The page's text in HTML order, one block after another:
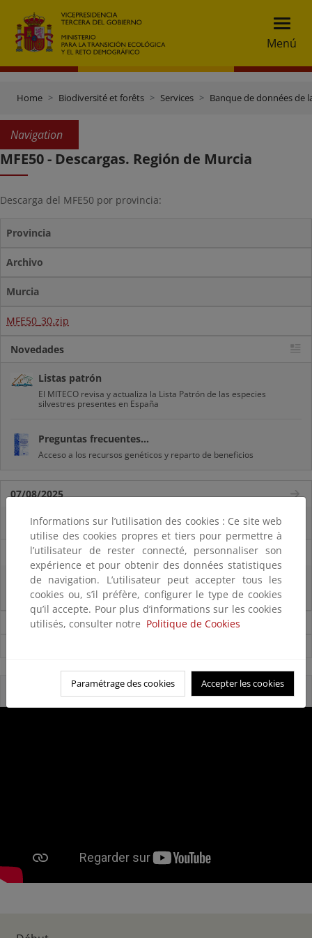
Menú
Home Biodiversité et forêts Services Banque de données de
Navigation
MFE50 - Descargas. Región de Murcia
Descarga del MFE50 por provincia:
Provincia
Archivo
Murcia
MFE50_30.zip
Novedades
Listas patrón
El MITECO revisa y actualiza la Lista Patrón de las especies
silvestres presentes en España
Preguntas frecuentes...
Acceso a los recursos genéticos y reparto de beneficios
07/08/2025
El censo de aves del Parque Nacional de las Tablas bate récords históricos
27/06/2025
La reunión ministerial de OSPAR refuerza la acción conjunta para proteger
el Atlántico Nordeste
Noticias sobre Biodiversidad
Video presentación IEPNB
Informations sur l’utilisation des cookies : Ce site web
utilise des cookies propres et tiers pour permettre à
l’utilisateur de rester connecté, personnaliser son
expérience et pour obtenir des données statistiques
de navigation. L’utilisateur peut accepter tous les
cookies ou, s’il préfère, configurer le type de cookies
qu’il accepte. Pour plus d’informations sur les cookies
utilisés, consulter notre Politique de Cookies
Paramétrage des cookies Accepter les cookies